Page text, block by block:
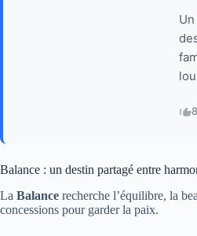
Balance : un destin partagé entre
La Balance recherche l’équilibre, la
concessions pour garder la paix.